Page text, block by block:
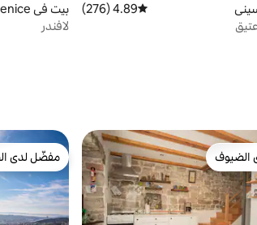
متوسط التقييم 4.89 من 5، 276 مراجعات
4.89 (276)
بيت في Jesenice
لافندر
الضيوف
الضيوف
مفضّل لدى
مفضّل لدى